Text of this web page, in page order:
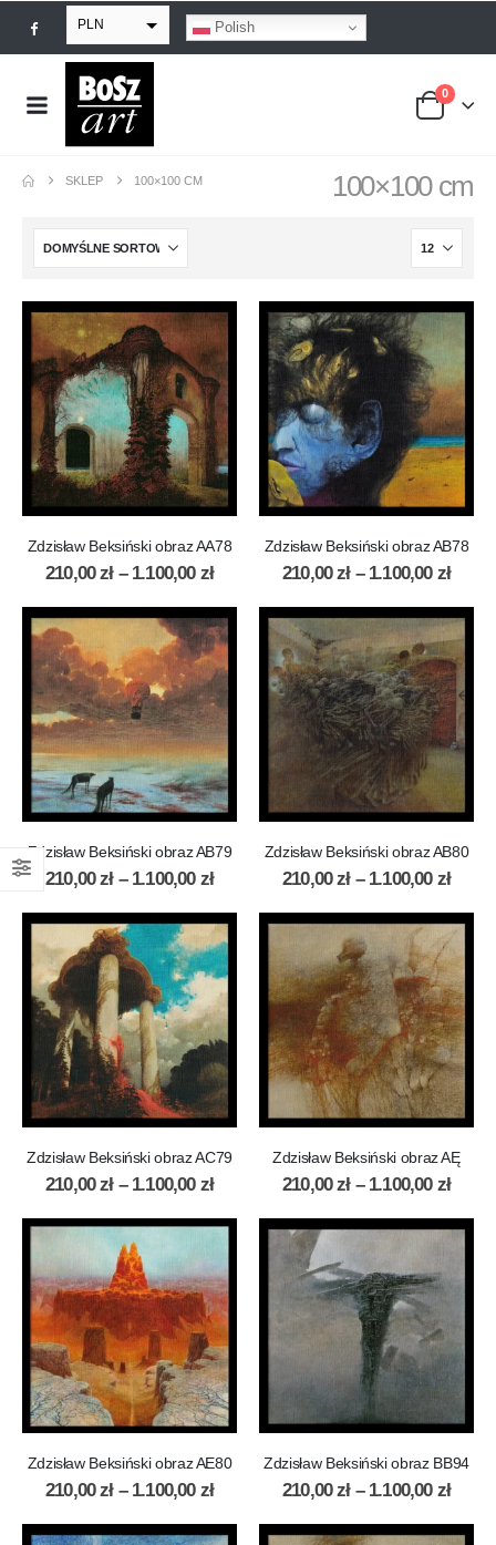
PLN
EUR
USD
Polish
0
100×100 cm
SKLEP 100×100 CM
Zdzisław Beksiński obraz AA78
210,00zł – 1.100,00 zł
Zdzisław Beksiński obraz AB78
210,00zł – 1.100,00 zł
Zdzisław Beksiński obraz AB79
210,00zł – 1.100,00 zł
Zdzisław Beksiński obraz AB80
210,00zł – 1.100,00 zł
Zdzisław Beksiński obraz AC79
210,00zł – 1.100,00 zł
Zdzisław Beksiński obraz AĘ
210,00zł – 1.100,00 zł
Zdzisław Beksiński obraz AE80
210,00zł – 1.100,00 zł
Zdzisław Beksiński obraz BB94
210,00zł – 1.100,00 zł